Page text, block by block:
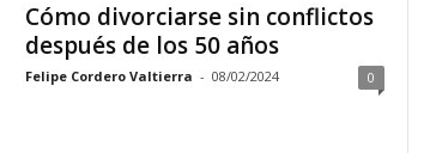
Cómo divorciarse sin conflictos
después de los 50 años
Felipe Cordero Valtierra - 08/02/2024 0